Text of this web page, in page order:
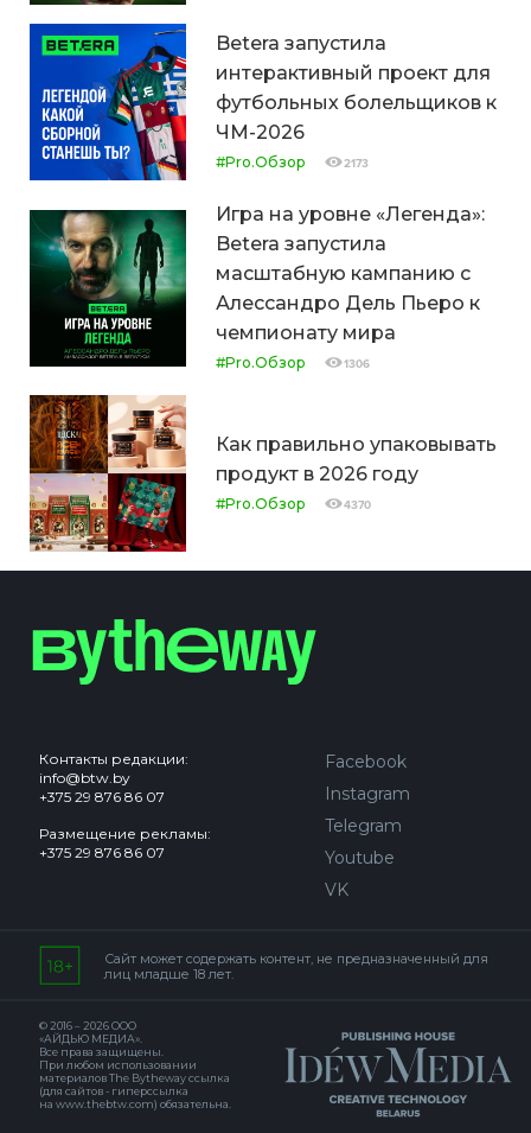
Betera запустила
интерактивный проект для
футбольных болельщиков к
ЧМ-2026
#Pro.Обзор 2173
Игра на уровне «Легенда»:
Betera запустила
масштабную кампанию с
Алессандро Дель Пьеро к
чемпионату мира
#Pro.Обзор 1306
Как правильно упаковывать
продукт в 2026 году
#Pro.Обзор 4370
Контакты редакции:
info@btw.by
+375 29 876 86 07
Размещение рекламы:
+375 29 876 86 07
Facebook
Instagram
Telegram
Youtube
VK
Сайт может содержать контент, не предназначенный для
лиц младше 18 лет.
© 2016 – 2026 ООО
«АЙДЬЮ МЕДИА».
Все права защищены.
При любом использовании
материалов The Bytheway ссылка
(для сайтов - гиперссылка
на www.thebtw.com) обязательна.